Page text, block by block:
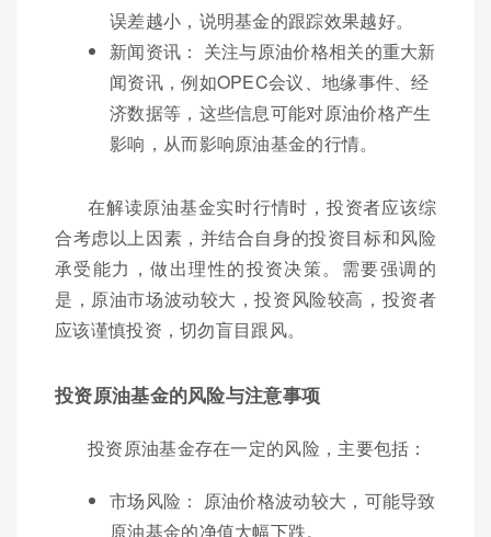
误差越小，说明基金的跟踪效果越好。
新闻资讯： 关注与原油价格相关的重大新
闻资讯，例如OPEC会议、地缘事件、经
济数据等，这些信息可能对原油价格产生
影响，从而影响原油基金的行情。
在解读原油基金实时行情时，投资者应该综
合考虑以上因素，并结合自身的投资目标和风险
承受能力，做出理性的投资决策。需要强调的
是，原油市场波动较大，投资风险较高，投资者
应该谨慎投资，切勿盲目跟风。
投资原油基金的风险与注意事项
投资原油基金存在一定的风险，主要包括：
市场风险： 原油价格波动较大，可能导致
原油基金的净值大幅下跌。